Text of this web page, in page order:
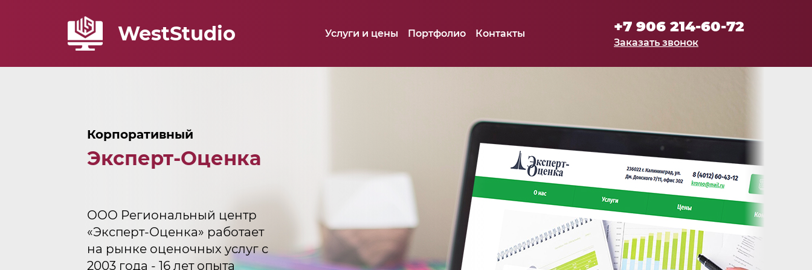
WestStudio Услуги и цены Портфолио Контакты +7 906 214-60-72
Заказать звонок
Корпоративный
Эксперт-Оценка
ООО Региональный центр
«Эксперт-Оценка» работает
на рынке оценочных услуг с
2003 года - 16 лет опыта